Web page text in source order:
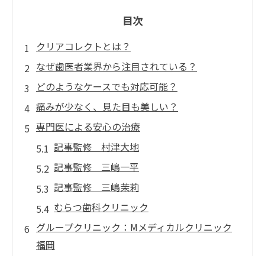
目次
クリアコレクトとは？
なぜ歯医者業界から注目されている？
どのようなケースでも対応可能？
痛みが少なく、見た目も美しい？
専門医による安心の治療
記事監修 村津大地
記事監修 三嶋一平
記事監修 三嶋茉莉
むらつ歯科クリニック
グループクリニック：Mメディカルクリニック
福岡